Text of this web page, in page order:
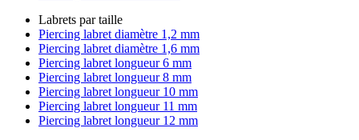
Labrets par taille
Piercing labret diamètre 1,2 mm
Piercing labret diamètre 1,6 mm
Piercing labret longueur 6 mm
Piercing labret longueur 8 mm
Piercing labret longueur 10 mm
Piercing labret longueur 11 mm
Piercing labret longueur 12 mm